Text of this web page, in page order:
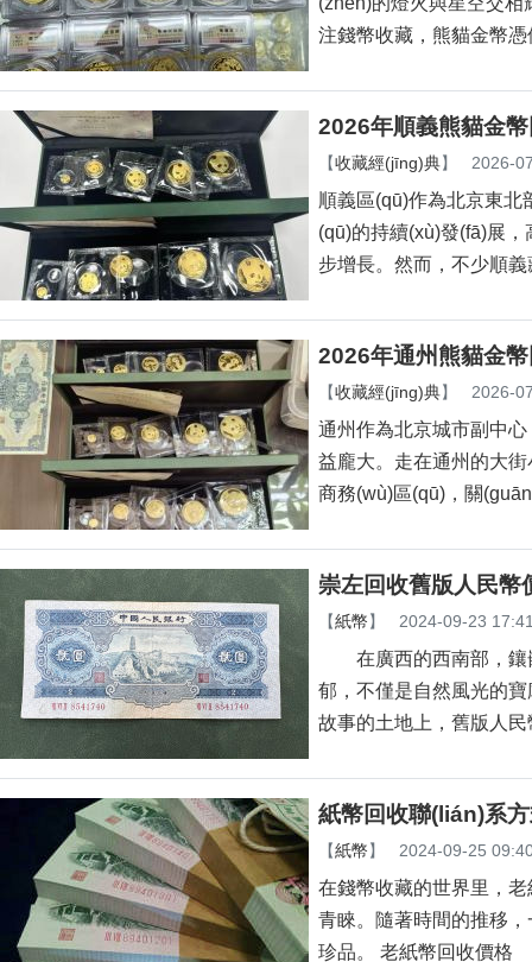
注錢幣收藏，熊貓金幣
2026年順義熊貓金
【收藏經(jīng)典】 2026-
順義區(qū)作為北京東北
(qū)的持續(xù)發(fā)展，
步增長。然而，不少
2026年通州熊貓金幣
【收藏經(jīng)典】 2026-
通州作為北京城市副中
益龐大。走在通州的大
商務(wù)區(qū)，關
崇左回收舊版人民幣
【紙幣】 2024-09-23
在廣西的西南部，
郁，不僅是自然風光
故事的土地上，舊版人
紙幣回收聯(lián)系
【紙幣】 2024-09-25
在錢幣收藏的世界里，
青睞。隨著時間的推移
珍品。 老紙幣回收價格